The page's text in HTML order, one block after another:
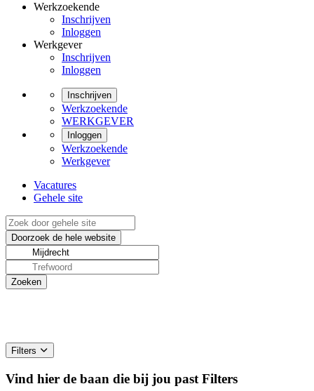
Werkzoekende
Inschrijven
Inloggen
Werkgever
Inschrijven
Inloggen
Inschrijven
Werkzoekende
WERKGEVER
Inloggen
Werkzoekende
Werkgever
Vacatures
Gehele site
Filters
Vind hier de baan die bij jou past Filters